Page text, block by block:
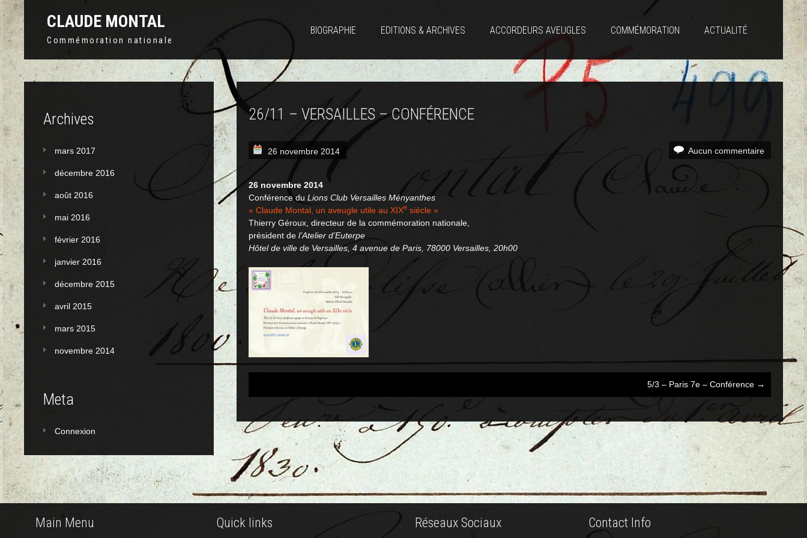
CLAUDE MONTAL
Commémoration nationale
BIOGRAPHIE EDITIONS & ARCHIVES ACCORDEURS AVEUGLES COMMÉMORATION ACTUALITÉ
26/11 – VERSAILLES – CONFÉRENCE
26 novembre 2014 Aucun commentaire
26 novembre 2014
Conférence duLions Club Versailles Ményanthes
« Claude Montal, un aveugle utile au XIXe siècle »
Thierry Géroux, directeur de la commémoration nationale,
président del’Atelier d’Euterpe
Hôtel de ville de Versailles, 4 avenue de Paris, 78000 Versailles, 20h00
5/3 – Paris 7e – Conférence →
Archives
mars 2017
décembre 2016
août 2016
mai 2016
février 2016
janvier 2016
décembre 2015
avril 2015
mars 2015
novembre 2014
Meta
Connexion
Main Menu Quick links Réseaux Sociaux Contact Info